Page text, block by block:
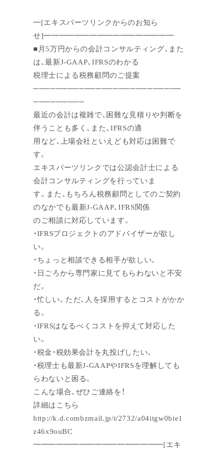
━[エキスパーツリンクからのお知ら
せ]━━━━━━━━━━━━━━━━━
■月5万円からの会計コンサルティング、また
は、最新J-GAAP、IFRSのわかる
税理士による税務顧問のご提案
──────────────────────────
─────────
最近の会計は複雑で、困難な見積りや判断を
伴うことも多く、また、IFRSの適
用など、上場会社といえども対応は困難で
す。
エキスパーツリンクでは公認会計士による
会計コンサルティングを行っていま
す。また、もちろん税務顧問としてのご契約
のなかでも最新J-GAAP、IFRS関係
のご相談に対応しています。
・IFRSプロジェクトのアドバイザーが欲し
い。
・ちょっと相談できる相手が欲しい。
・日ごろから専門家に見てもらわないと不安
だ。
・忙しい。ただ、人を採用するとコストがかか
る。
・IFRSはなるべくコストを抑えて対応した
い。
・税金・税効果会計を丸投げしたい。
・税理士も最新J-GAAPやIFRSを理解しても
らわないと困る。
こんな場合、ぜひご連絡を！
詳細はこちら
http://k.d.combzmail.jp/t/2732/a04itgw0bie1
z46x9ouBC
━━━━━━━━━━━━━━━━━[エキ